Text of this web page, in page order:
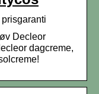
Decleor
dagcreme,